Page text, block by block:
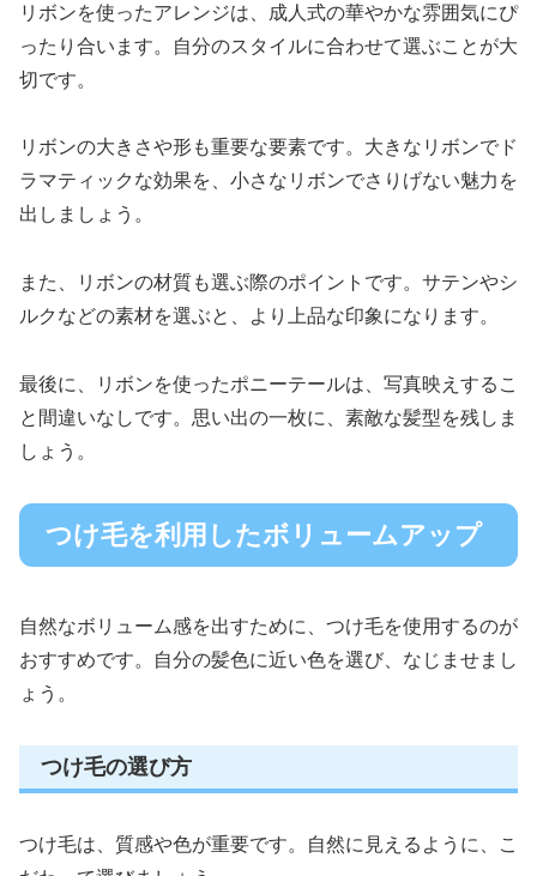
リボンを使ったアレンジは、成人式の華やかな雰囲気にぴ
ったり合います。自分のスタイルに合わせて選ぶことが大
切です。
リボンの大きさや形も重要な要素です。大きなリボンでド
ラマティックな効果を、小さなリボンでさりげない魅力を
出しましょう。
また、リボンの材質も選ぶ際のポイントです。サテンやシ
ルクなどの素材を選ぶと、より上品な印象になります。
最後に、リボンを使ったポニーテールは、写真映えするこ
と間違いなしです。思い出の一枚に、素敵な髪型を残しま
しょう。
つけ毛を利用したボリュームアップ
自然なボリューム感を出すために、つけ毛を使用するのが
おすすめです。自分の髪色に近い色を選び、なじませまし
ょう。
つけ毛の選び方
つけ毛は、質感や色が重要です。自然に見えるように、こ